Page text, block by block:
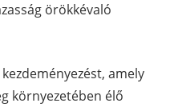
örökkévaló
amely
környezetében élő